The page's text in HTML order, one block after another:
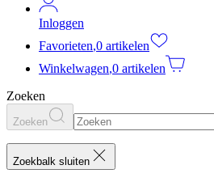
Inloggen
Favorieten,0 artikelen
Winkelwagen,0 artikelen
Zoeken
Zoeken
Zoekbalk sluiten